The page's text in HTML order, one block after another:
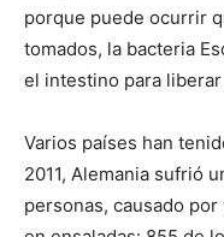
porque puede ocurrir
tomados, la bacteria
el intestino para liberar
Varios países han
2011, Alemania sufrió
personas, causado